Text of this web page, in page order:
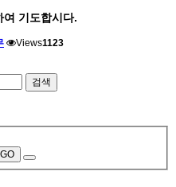
여 기도합시다.
Views1123
검색
GO